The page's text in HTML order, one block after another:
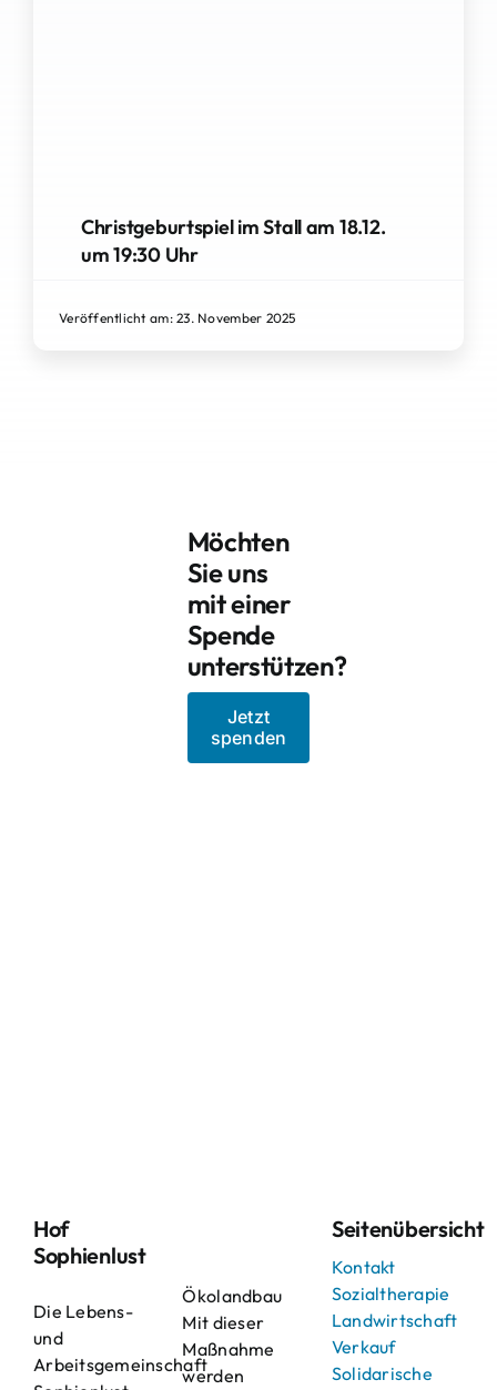
Christgeburtspiel im Stall am 18.12.
um 19:30 Uhr
Veröffentlicht am: 23. November 2025
Möchten
Sie uns
mit einer
Spende
unterstützen?
Jetzt
spenden
Hof
Sophienlust
Die Lebens-
und
Arbeitsgemeinschaft
Ökolandbau
Mit dieser
Maßnahme
werden
Seitenübersicht
Kontakt
Sozialtherapie
Landwirtschaft
Verkauf
Solidarische